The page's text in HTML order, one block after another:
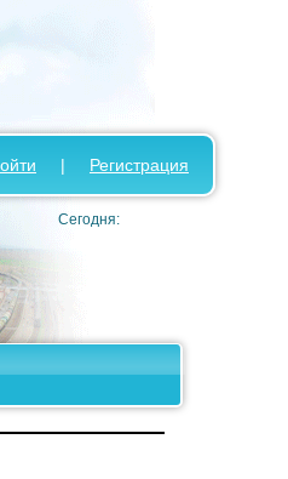
| Регистрация
Сегодня: